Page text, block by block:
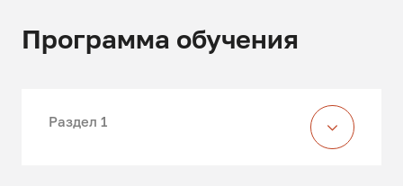
Программа обучения
Раздел 1